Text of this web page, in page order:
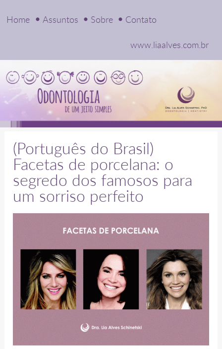
Home Assuntos Sobre Contato
www.liaalves.com.br
(Português do Brasil)
Facetas de porcelana: o
segredo dos famosos para
um sorriso perfeito